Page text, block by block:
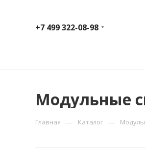
+7 499 322-08-98
Модульные
Главная — Каталог —